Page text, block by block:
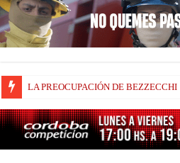
LA PREOCUPACIÓN DE BEZZECCHI
BEZZECCHI, RECUPERADO Y VELOZ